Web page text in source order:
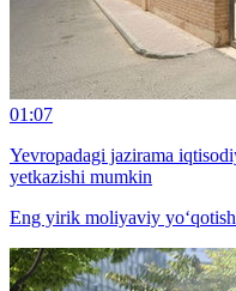
01:07
Yevropadagi jazirama
yetkazishi mumkin
Eng yirik moliyaviy